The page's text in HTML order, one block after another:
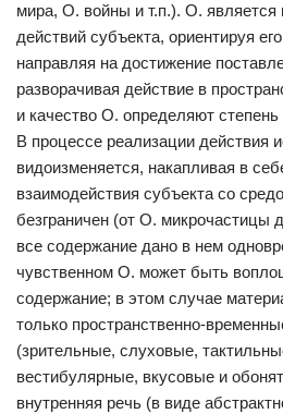
мира, О. войны и т.п.). О.
действий субъекта, ориентируя
направляя на достижение
разворачивая действие в
и качество О. определяют
В процессе реализации действия
видоизменяется, накапливая в
взаимодействия субъекта со
безграничен (от О. микрочастицы
все содержание дано в нем
чувственном О. может быть
содержание; в этом случае
только пространственно-
(зрительные, слуховые,
вестибулярные, вкусовые и
внутренняя речь (в виде